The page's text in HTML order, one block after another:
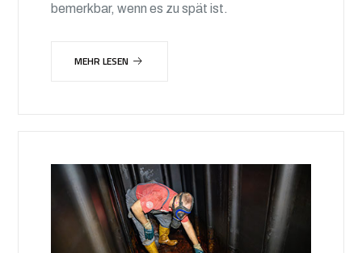
bemerkbar, wenn es zu spät ist.
MEHR LESEN